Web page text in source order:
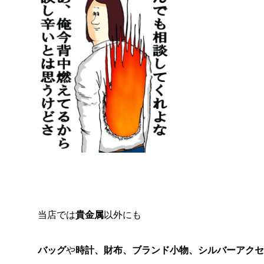
当店では貴金属以外にも
バッグや時計、財布、ブランド小物、シルバーアク